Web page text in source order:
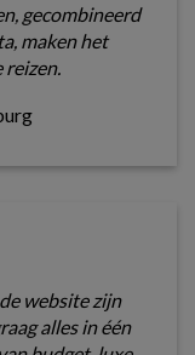
gecombineerd
maken het
website zijn
alles in één